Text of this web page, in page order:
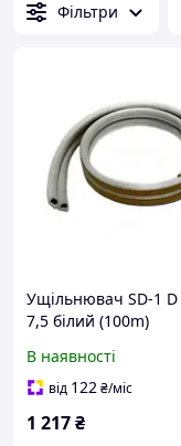
Фільтри
Ущільнювач SD-1
7,5 білий (100m)
В наявності
від 122₴/міс
1 217₴